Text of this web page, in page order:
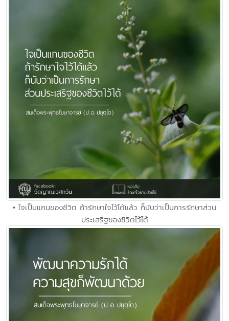
• ใจเป็นแกนของชีวิต ถ้ารักษาใจไว้ได้แล้ว ก็นับว่าเป็นการรักษาส่วน
ประเสริฐของชีวิตไว้ได้